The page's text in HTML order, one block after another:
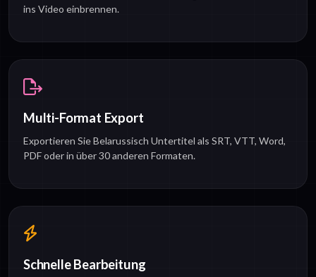
ins Video einbrennen.
Multi-Format Export
Exportieren Sie Belarussisch Untertitel als SRT, VTT, Word,
PDF oder in über 30 anderen Formaten.
Schnelle Bearbeitung